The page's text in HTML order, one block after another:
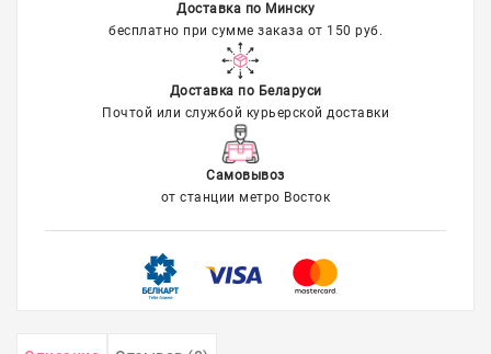
Доставка по Минску
бесплатно при сумме заказа от 150 руб.
Доставка по Беларуси
Почтой или службой курьерской доставки
Самовывоз
от станции метро Восток